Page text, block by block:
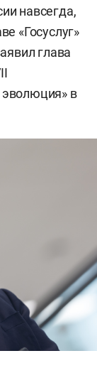
навсегда,
«Госуслуг»
глава
в